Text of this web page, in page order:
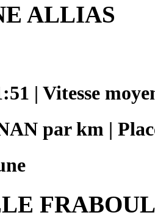
ALLIAS
| Vitesse
par km |